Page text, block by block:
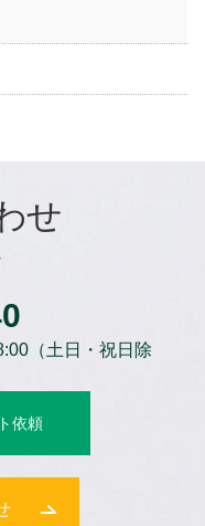
せ
（土日・祝日除
依頼